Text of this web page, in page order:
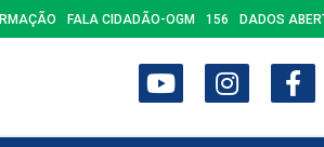
FALA CIDADÃO-OGM 156 DADOS